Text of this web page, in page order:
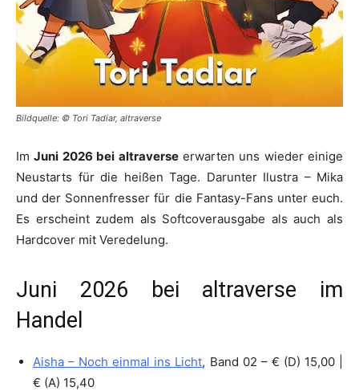
Bildquelle: © Tori Tadiar, altraverse
ImJuni 2026 bei altraverseerwarten uns wieder einige
Neustarts für die heißen Tage. Darunter Ilustra – Mika
und der Sonnenfresser für die Fantasy-Fans unter euch.
Es erscheint zudem als Softcoverausgabe als auch als
Hardcover mit Veredelung.
Juni 2026 bei altraverse im
Handel
Aisha – Noch einmal ins Licht, Band 02 – € (D) 15,00 |
€ (A) 15,40